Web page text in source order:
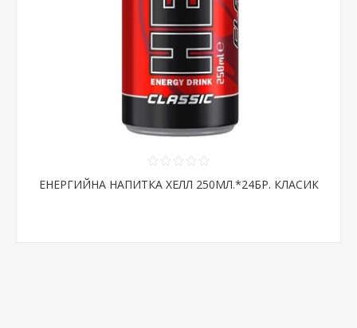
ЕНЕРГИЙНА НАПИТКА ХЕЛЛ 250МЛ.*24БР. КЛАСИК